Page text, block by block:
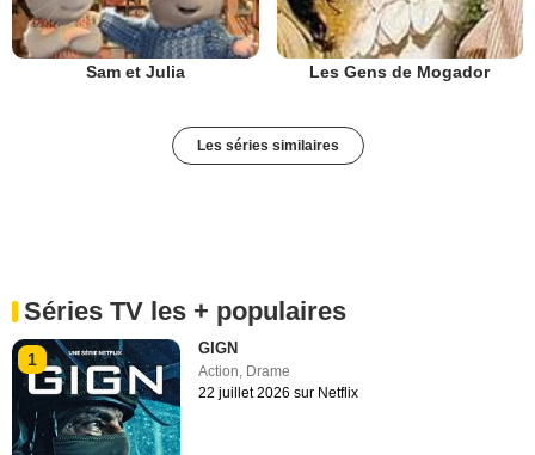
Sam et Julia Les Gens de Mogador
Les séries similaires
Séries TV les + populaires
1
GIGN
Action, Drame
22 juillet 2026 sur Netflix